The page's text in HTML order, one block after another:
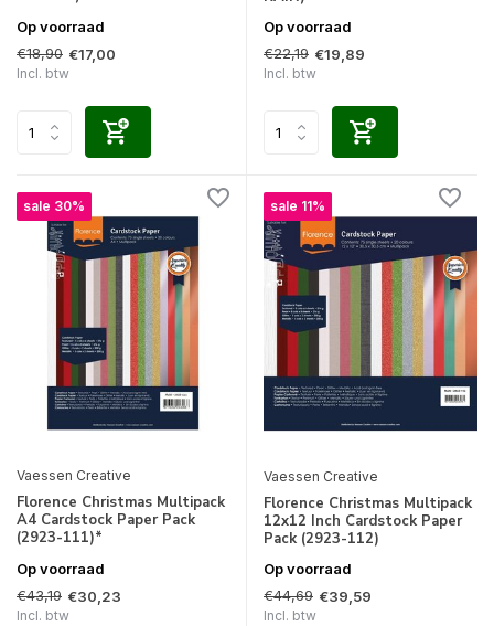
Op voorraad
€18,90 €17,00
Incl. btw
Op voorraad
€22,19 €19,89
Incl. btw
sale 30%
Vaessen Creative
Florence Christmas Multipack
A4 Cardstock Paper Pack
(2923-111)*
Op voorraad
€43,19 €30,23
Incl. btw
sale 11%
Vaessen Creative
Florence Christmas Multipack
12x12 Inch Cardstock Paper
Pack (2923-112)
Op voorraad
€44,69 €39,59
Incl. btw